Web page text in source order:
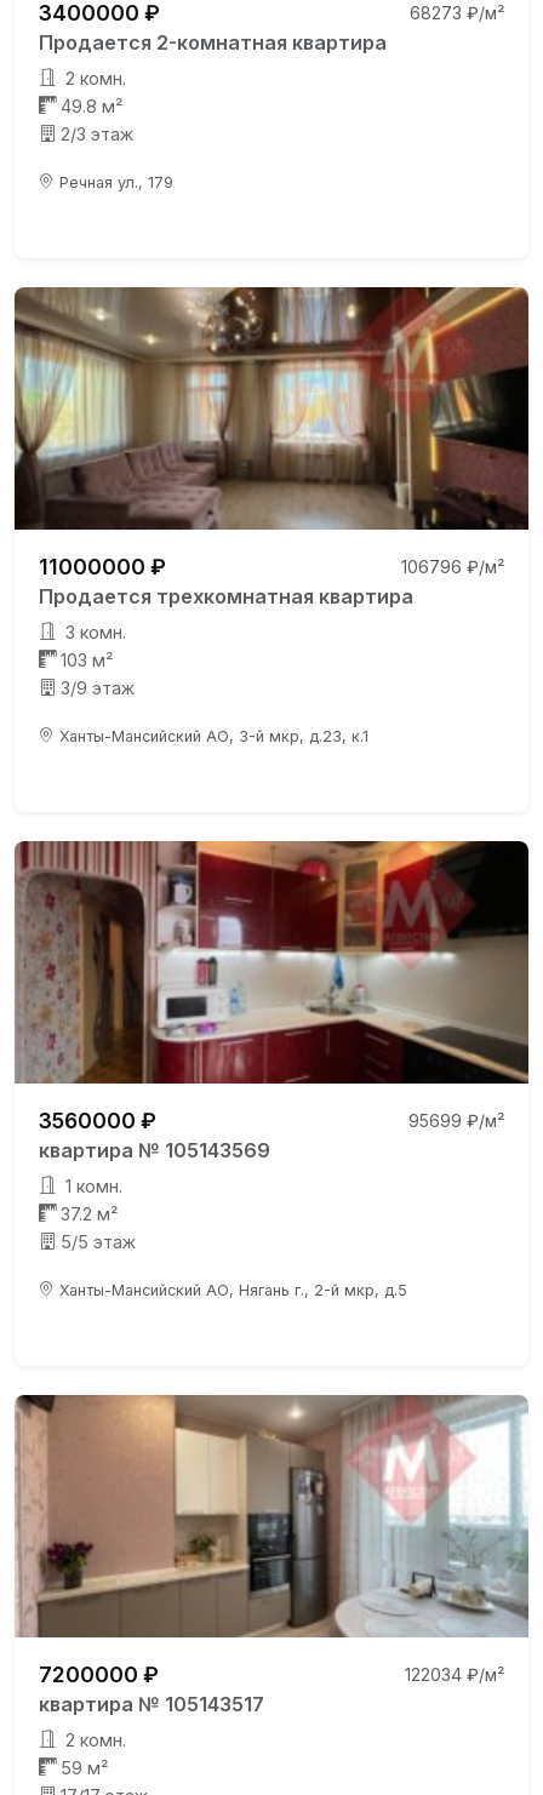
3400000 ₽ 68273 ₽/м²
Продается 2-комнатная квартира
2 комн.
49.8 м²
2/3 этаж
Речная ул., 179
11000000 ₽ 106796 ₽/м²
Продается трехкомнатная квартира
3 комн.
103 м²
3/9 этаж
Ханты-Мансийский АО, 3-й мкр, д.23, к.1
3560000 ₽ 95699 ₽/м²
квартира № 105143569
1 комн.
37.2 м²
5/5 этаж
Ханты-Мансийский АО, Нягань г., 2-й мкр, д.5
7200000 ₽ 122034 ₽/м²
квартира № 105143517
2 комн.
59 м²